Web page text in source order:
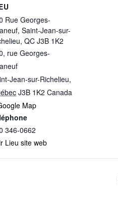
Rue Georges-
Saint-Jean-sur-
QC J3B 1K2
rue Georges-
Jean-sur-Richelieu,
J3B 1K2 Canada
Map
346-0662
Lieu site web